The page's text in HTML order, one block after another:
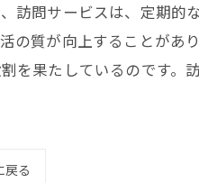
訪問サービスは、定期的
の質が向上することがあ
を果たしているのです。
戻る